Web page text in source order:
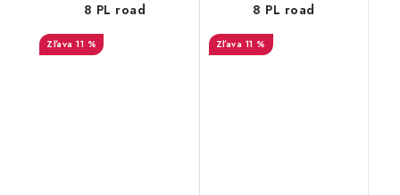
8 PL road
11 %
8 PL road
11 %